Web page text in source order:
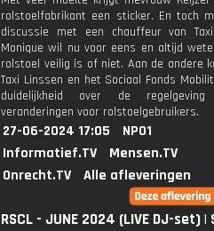
rolstoelfabrikant een sticker. En toch
discussie met een chauffeur van
Monique wil nu voor eens en altijd
rolstoel veilig is of niet. Aan de andere
Taxi Linssen en het Sociaal Fonds
duidelijkheid over de
veranderingen voor rolstoelgebruikers.
27-06-2024 17:05
NPO1
Informatief.TV
Mensen.TV
Onrecht.TV
Alle afleveringen
RSCL - JUNE 2024 (LIVE DJ-set) |